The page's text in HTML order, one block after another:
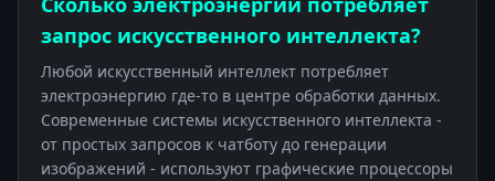
запрос искусственного интеллекта?
Любой искусственный интеллект потребляет
электроэнергию где-то в центре обработки данных.
Современные системы искусственного интеллекта -
от простых запросов к чатботу до генерации
изображений - используют графические процессоры